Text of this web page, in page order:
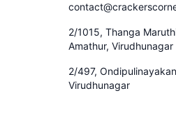
2/1015, Thanga
Amathur,
2/497,
Virudhunagar